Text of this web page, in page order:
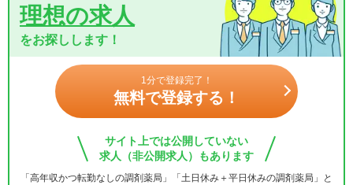
理想の求人
をお探しします！
1分で登録完了！
無料で登録する！
サイト上では公開していない
求人（非公開求人）もあります
「高年収かつ転勤なしの調剤薬局」「土日休み＋平日休みの調剤薬局」と